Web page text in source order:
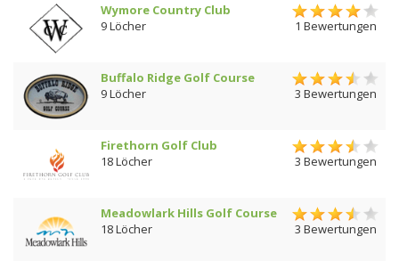
Wymore Country Club
9 Löcher
1 Bewertungen
Buffalo Ridge Golf Course
9 Löcher
3 Bewertungen
Firethorn Golf Club
18 Löcher
3 Bewertungen
Meadowlark Hills Golf Course
18 Löcher
3 Bewertungen